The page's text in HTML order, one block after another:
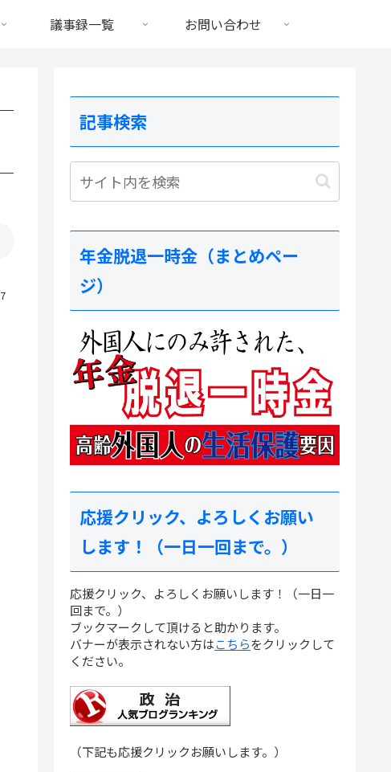
議事録一覧 お問い合わせ
記事検索
年金脱退一時金（まとめペー
ジ）
応援クリック、よろしくお願い
します！（一日一回まで。）
応援クリック、よろしくお願いします！（一日一
回まで。）
ブックマークして頂けると助かります。
バナーが表示されない方はこちらをクリックして
ください。
（下記も応援クリックお願いします。）